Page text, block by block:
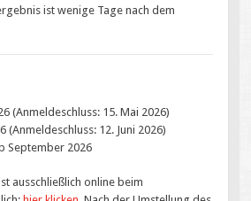
ist wenige Tage nach dem
(Anmeldeschluss: 15. Mai 2026)
(Anmeldeschluss: 12. Juni 2026)
September 2026
ausschließlich online beim